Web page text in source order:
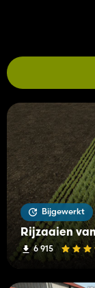
Bijgewerkt
6 915